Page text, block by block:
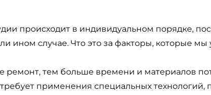
происходит в индивидуальном порядке,
ином случае. Что это за факторы, которые
тем больше времени и материалов
применения специальных технологий,